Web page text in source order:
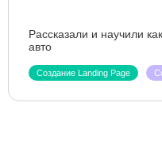
Рассказали и научили
авто
Создание Landing Page